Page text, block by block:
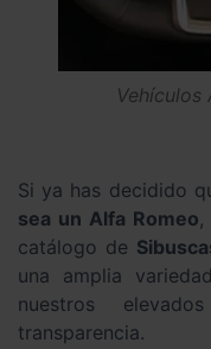
Vehículos
Si ya has decidido
sea un Alfa Romeo
catálogo de
una amplia
nuestros
transparencia.